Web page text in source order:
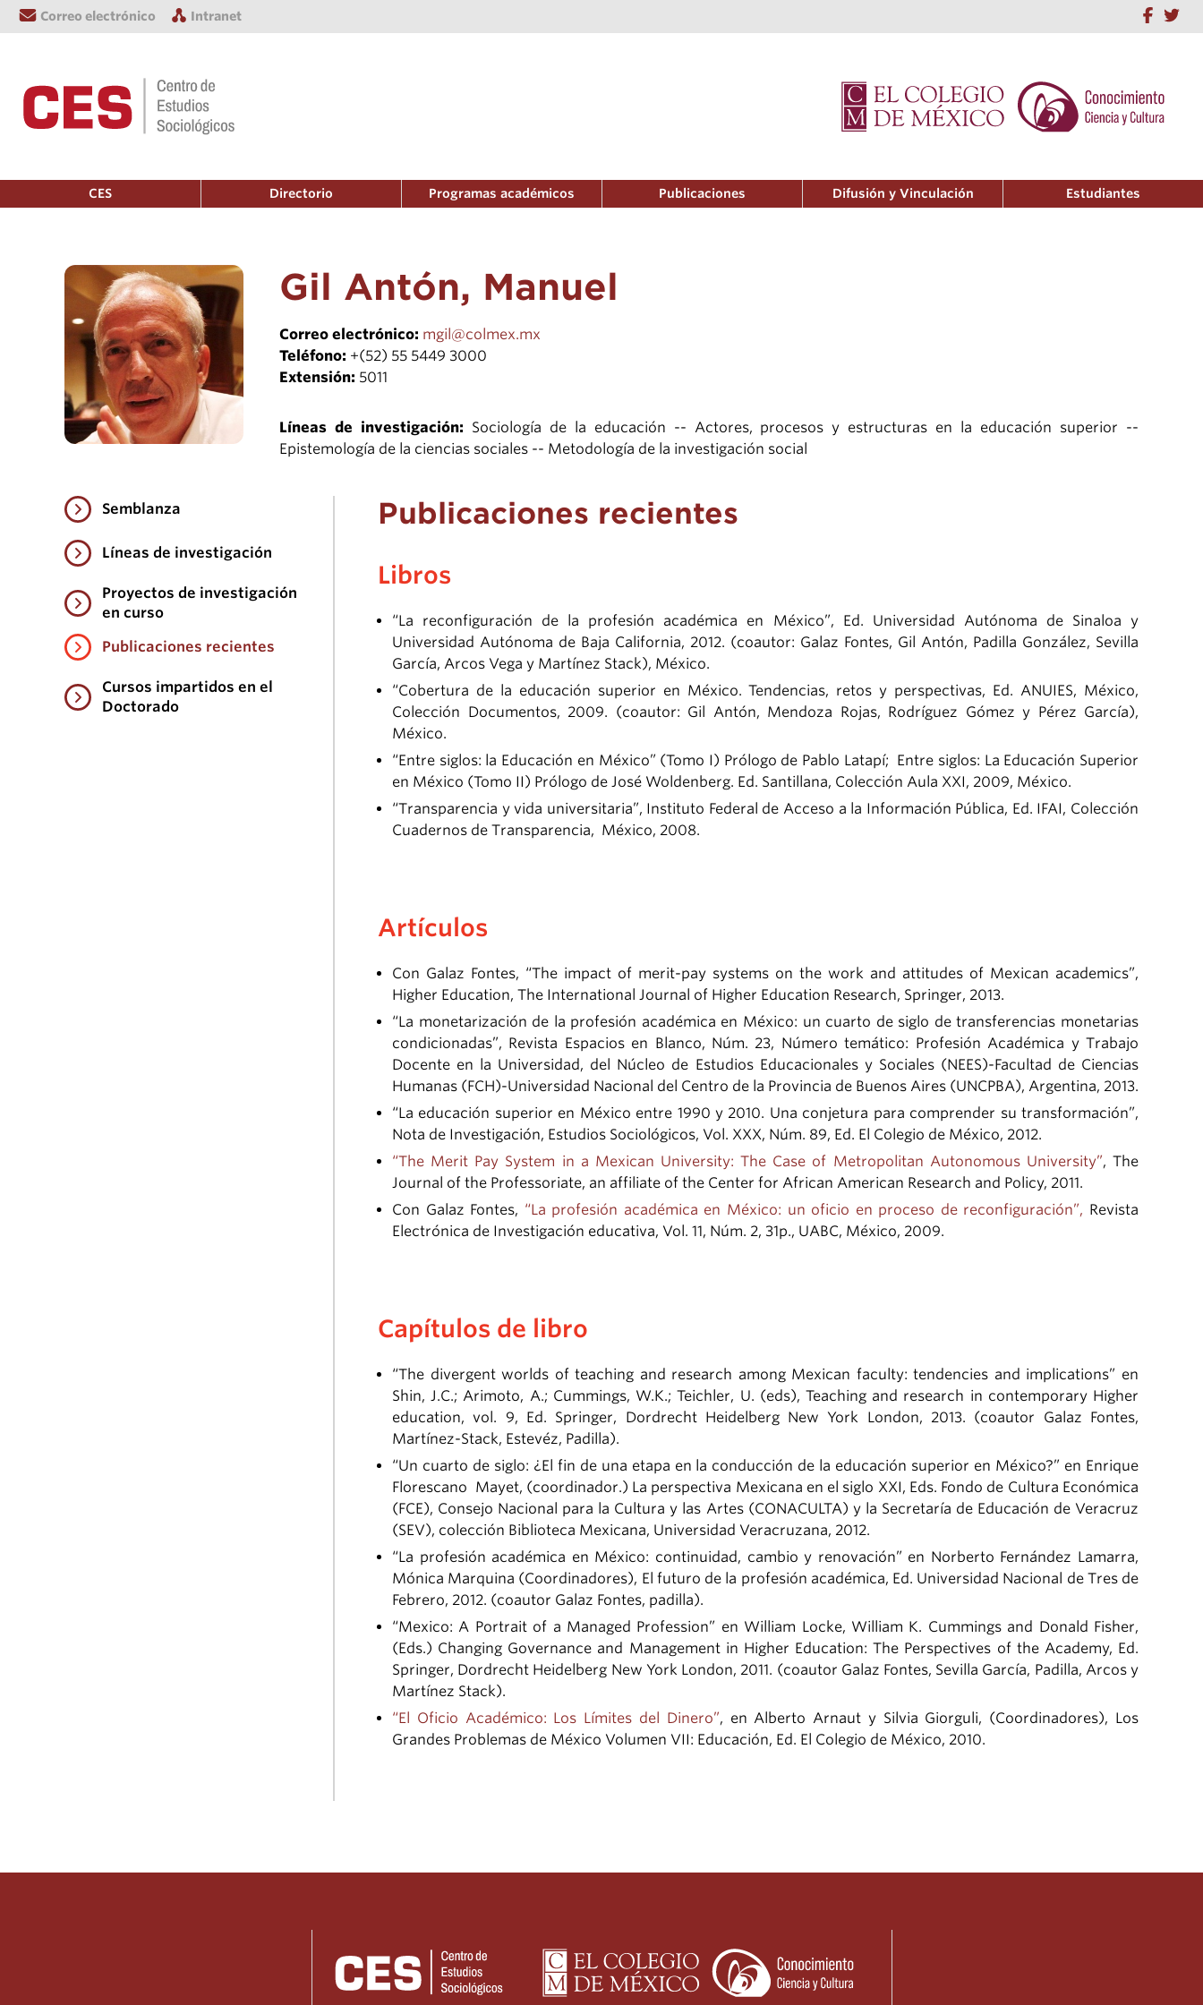
Correo electrónico Intranet
CES Directorio Programas académicos Publicaciones Difusión y Vinculación Estudiantes
Gil Antón, Manuel
Correo electrónico: mgil@colmex.mx
Teléfono: +(52) 55 5449 3000
Extensión: 5011
Líneas de investigación: Sociología de la educación -- Actores, procesos y estructuras en la educación superior --
Epistemología de la ciencias sociales -- Metodología de la investigación social
Semblanza
Líneas de investigación
Proyectos de investigación
en curso
Publicaciones recientes
Cursos impartidos en el
Doctorado
Publicaciones recientes
Libros
“La reconfiguración de la profesión académica en México”, Ed. Universidad Autónoma de Sinaloa y
Universidad Autónoma de Baja California, 2012. (coautor: Galaz Fontes, Gil Antón, Padilla González, Sevilla
García, Arcos Vega y Martínez Stack), México.
“Cobertura de la educación superior en México. Tendencias, retos y perspectivas, Ed. ANUIES, México,
Colección Documentos, 2009. (coautor: Gil Antón, Mendoza Rojas, Rodríguez Gómez y Pérez García),
México.
“Entre siglos: la Educación en México” (Tomo I) Prólogo de Pablo Latapí; Entre siglos: La Educación Superior
en México (Tomo II) Prólogo de José Woldenberg. Ed. Santillana, Colección Aula XXI, 2009, México.
“Transparencia y vida universitaria”, Instituto Federal de Acceso a la Información Pública, Ed. IFAI, Colección
Cuadernos de Transparencia, México, 2008.
Artículos
Con Galaz Fontes, “The impact of merit-pay systems on the work and attitudes of Mexican academics”,
Higher Education, The International Journal of Higher Education Research, Springer, 2013.
“La monetarización de la profesión académica en México: un cuarto de siglo de transferencias monetarias
condicionadas”, Revista Espacios en Blanco, Núm. 23, Número temático: Profesión Académica y Trabajo
Docente en la Universidad, del Núcleo de Estudios Educacionales y Sociales (NEES)-Facultad de Ciencias
Humanas (FCH)-Universidad Nacional del Centro de la Provincia de Buenos Aires (UNCPBA), Argentina, 2013.
“La educación superior en México entre 1990 y 2010. Una conjetura para comprender su transformación”,
Nota de Investigación, Estudios Sociológicos, Vol. XXX, Núm. 89, Ed. El Colegio de México, 2012.
“The Merit Pay System in a Mexican University: The Case of Metropolitan Autonomous University”, The
Journal of the Professoriate, an affiliate of the Center for African American Research and Policy, 2011.
Con Galaz Fontes, “La profesión académica en México: un oficio en proceso de reconfiguración”, Revista
Electrónica de Investigación educativa, Vol. 11, Núm. 2, 31p., UABC, México, 2009.
Capítulos de libro
“The divergent worlds of teaching and research among Mexican faculty: tendencies and implications” en
Shin, J.C.; Arimoto, A.; Cummings, W.K.; Teichler, U. (eds), Teaching and research in contemporary Higher
education, vol. 9, Ed. Springer, Dordrecht Heidelberg New York London, 2013. (coautor Galaz Fontes,
Martínez-Stack, Estevéz, Padilla).
“Un cuarto de siglo: ¿El fin de una etapa en la conducción de la educación superior en México?” en Enrique
Florescano Mayet, (coordinador.) La perspectiva Mexicana en el siglo XXI, Eds. Fondo de Cultura Económica
(FCE), Consejo Nacional para la Cultura y las Artes (CONACULTA) y la Secretaría de Educación de Veracruz
(SEV), colección Biblioteca Mexicana, Universidad Veracruzana, 2012.
“La profesión académica en México: continuidad, cambio y renovación” en Norberto Fernández Lamarra,
Mónica Marquina (Coordinadores), El futuro de la profesión académica, Ed. Universidad Nacional de Tres de
Febrero, 2012. (coautor Galaz Fontes, padilla).
“Mexico: A Portrait of a Managed Profession” en William Locke, William K. Cummings and Donald Fisher,
(Eds.) Changing Governance and Management in Higher Education: The Perspectives of the Academy, Ed.
Springer, Dordrecht Heidelberg New York London, 2011. (coautor Galaz Fontes, Sevilla García, Padilla, Arcos y
Martínez Stack).
“El Oficio Académico: Los Límites del Dinero”, en Alberto Arnaut y Silvia Giorguli, (Coordinadores), Los
Grandes Problemas de México Volumen VII: Educación, Ed. El Colegio de México, 2010.